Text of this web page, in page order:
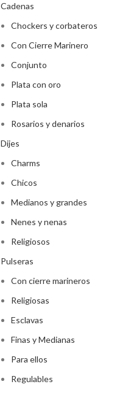
Cadenas
Chockers y corbateros
Con Cierre Marinero
Conjunto
Plata con oro
Plata sola
Rosarios y denarios
Dijes
Charms
Chicos
Medianos y grandes
Nenes y nenas
Religiosos
Pulseras
Con cierre marineros
Religiosas
Esclavas
Finas y Medianas
Para ellos
Regulables